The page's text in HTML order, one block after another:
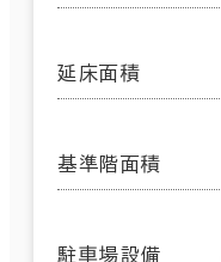
延床面積
基準階面積
駐車場設備